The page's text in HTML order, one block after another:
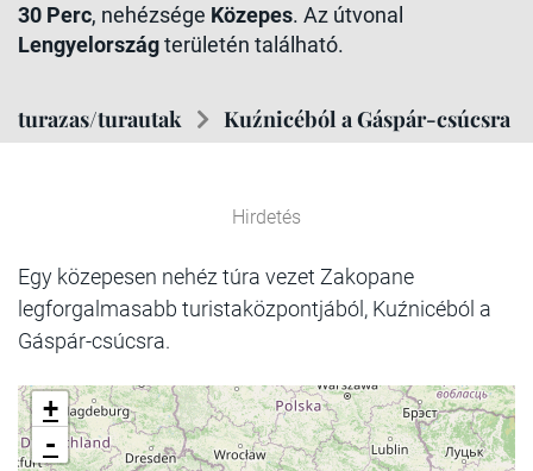
30 Perc, nehézsége Közepes. Az útvonal
Lengyelországterületén található.
turazas/turautak Kuźnicéból a Gáspár-csúcsra
Hirdetés
Egy közepesen nehéz túra vezet Zakopane
legforgalmasabb turistaközpontjából, Kuźnicéból a
Gáspár-csúcsra.
+
-